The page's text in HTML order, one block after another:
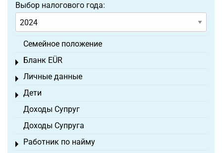
Выбор налогового года:
Семейное положение
Бланк EÜR
Toggle menu
Личные данные
Toggle menu
Дети
Toggle menu
Доходы Супруг
Доходы Супруга
Работник по найму
Toggle menu